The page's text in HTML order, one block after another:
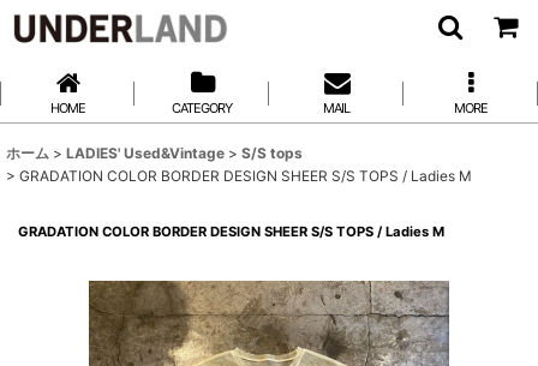
HOME CATEGORY MAIL MORE
ホーム > LADIES' Used&Vintage > S/S tops
> GRADATION COLOR BORDER DESIGN SHEER S/S TOPS / Ladies M
GRADATION COLOR BORDER DESIGN SHEER S/S TOPS / Ladies M